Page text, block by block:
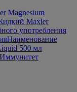
Magnesium
Maxler
употребления
Наименование
500 мл
Иммунитет